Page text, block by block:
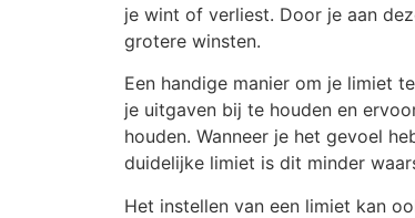
je wint of verliest. Door je aan
grotere winsten.
Een handige manier om je limiet
je uitgaven bij te houden en
houden. Wanneer je het gevoel
duidelijke limiet is dit minder
Het instellen van een limiet kan